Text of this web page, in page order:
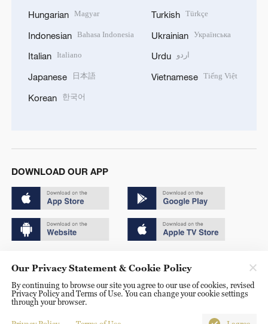
Hungarian Magyar
Indonesian Bahasa Indonesia
Italian Italiano
Japanese 日本語
Korean 한국어
Turkish Türkçe
Ukrainian Українська
Urdu اردو
Vietnamese Tiếng Việt
DOWNLOAD OUR APP
京ICP备20000184号
京公网安备 11010502050052号
Disinformation report hotline: 010-85061466
Our Privacy Statement & Cookie Policy
By continuing to browse our site you agree to our use of cookies, revised
Privacy Policy and Terms of Use. You can change your cookie settings
through your browser.